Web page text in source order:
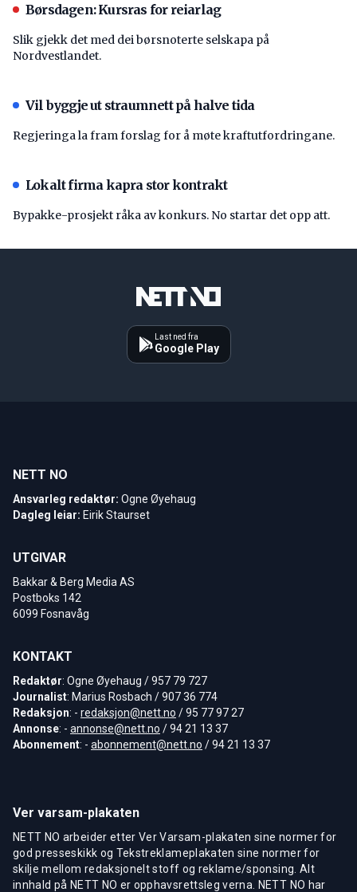
Børsdagen: Kursras for reiarlag
Slik gjekk det med dei børsnoterte selskapa på
Nordvestlandet.
Vil byggje ut straumnett på halve tida
Regjeringa la fram forslag for å møte kraftutfordringane.
Lokalt firma kapra stor kontrakt
Bypakke-prosjekt råka av konkurs. No startar det opp att.
Last ned fra
Google Play
NETT NO
Ansvarleg redaktør: Ogne Øyehaug
Dagleg leiar: Eirik Staurset
UTGIVAR
Bakkar & Berg Media AS
Postboks 142
6099 Fosnavåg
KONTAKT
Redaktør: Ogne Øyehaug / 957 79 727
Journalist: Marius Rosbach / 907 36 774
Redaksjon: - redaksjon@nett.no / 95 77 97 27
Annonse: - annonse@nett.no / 94 21 13 37
Abonnement: - abonnement@nett.no / 94 21 13 37
Ver varsam-plakaten
NETT NO arbeider etter Ver Varsam-plakaten sine normer for
god presseskikk og Tekstreklameplakaten sine normer for
skilje mellom redaksjonelt stoff og reklame/sponsing. Alt
innhald på NETT NO er opphavsrettsleg verna. NETT NO har